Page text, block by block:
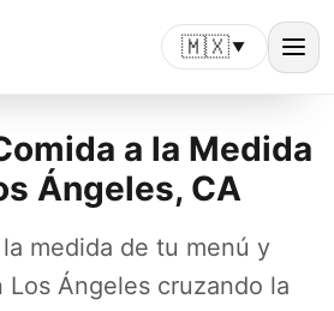
🇲🇽▼
a la Medida
Ángeles, CA
medida de tu menú y
Los Ángeles cruzando la